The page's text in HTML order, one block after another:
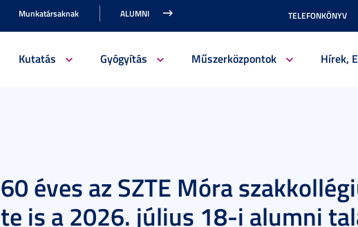
Munkatársaknak ALUMNI TELEFONKÖNYV
Kutatás Gyógyítás Műszerközpontok Hírek,
60 éves az SZTE Móra
te is a 2026. július 18-i alumni